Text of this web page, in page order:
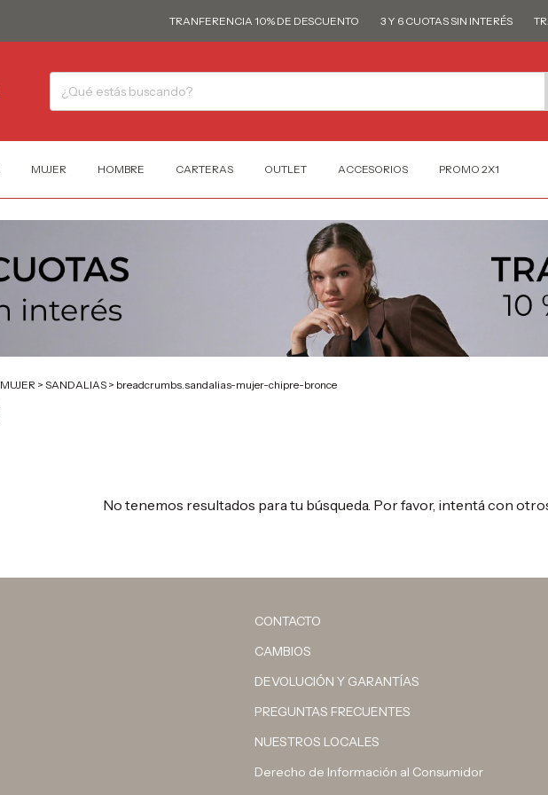
TRANFERENCIA 10% DE DESCUENTO 3 Y 6 CUOTAS SIN INTERÉS
MUJER HOMBRE CARTERAS OUTLET ACCESORIOS PROMO 2X1
MUJER > SANDALIAS > breadcrumbs.sandalias-mujer-chipre-bronce
No tenemos resultados para tu búsqueda. Por favor, intentá con
CONTACTO
CAMBIOS
DEVOLUCIÓN Y GARANTÍAS
PREGUNTAS FRECUENTES
NUESTROS LOCALES
Derecho de Información al Consumidor